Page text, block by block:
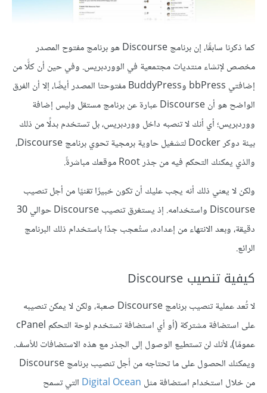
كما ذكرنا سابقًا، إن برنامج Discourse هو برنامج مفتوح المصدر
مخصص لإنشاء منتديات مجتمعية في الووردبريس. وفي حين أن كلًّا من
إضافتي bbPress وBuddyPress مفتوحتا المصدر أيضًا، إلا أن الفرق
الواضح هو أن Discourse عبارة عن برنامج مستقل وليس إضافة
ووردبريس؛ أي أنك لا تنصبه داخل ووردبريس، بل تستخدم بدلًا من ذلك
بيئة دوكر Docker لتشغيل حاوية برمجية تحوي برنامج Discourse،
والذي يمكنك التحكم فيه من جذر Root موقعك مباشرةً.
ولكن لا يعني ذلك أنه يجب عليك أن تكون خبيرًا تقنيًا من أجل تنصيب
Discourse واستخدامه. إذ يستغرق تنصيب Discourse حوالي 30
دقيقة، وبعد الانتهاء من إعداده، ستُعجب جدًا باستخدام ذلك البرنامج
الرائع.
كيفية تنصيب Discourse
لا تُعد عملية تنصيب برنامج Discourse صعبة، ولكن لا يمكن تنصيبه
على استضافة مشتركة (أو أي استضافة تستخدم لوحة التحكم cPanel
عمومًا)، لأنك لن تستطيع الوصول إلى الجذر مع هذه الاستضافات للأسف.
ويمكنك الحصول على ما تحتاجه من أجل تنصيب برنامج Discourse
من خلال استخدام استضافة مثل Digital Ocean التي تسمح